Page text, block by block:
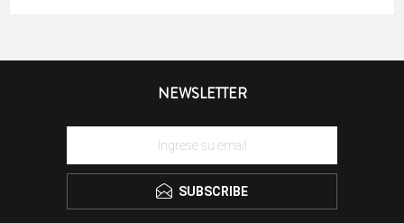
NEWSLETTER
SUBSCRIBE